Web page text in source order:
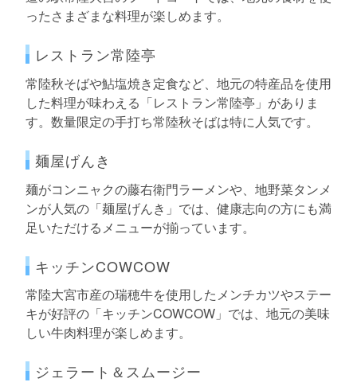
ったさまざまな料理が楽しめます。
レストラン常陸亭
常陸秋そばや鮎塩焼き定食など、地元の特産品を使用
した料理が味わえる「レストラン常陸亭」がありま
す。数量限定の手打ち常陸秋そばは特に人気です。
麺屋げんき
麺がコンニャクの藤右衛門ラーメンや、地野菜タンメ
ンが人気の「麺屋げんき」では、健康志向の方にも満
足いただけるメニューが揃っています。
キッチンCOWCOW
常陸大宮市産の瑞穂牛を使用したメンチカツやステー
キが好評の「キッチンCOWCOW」では、地元の美味
しい牛肉料理が楽しめます。
ジェラート＆スムージー